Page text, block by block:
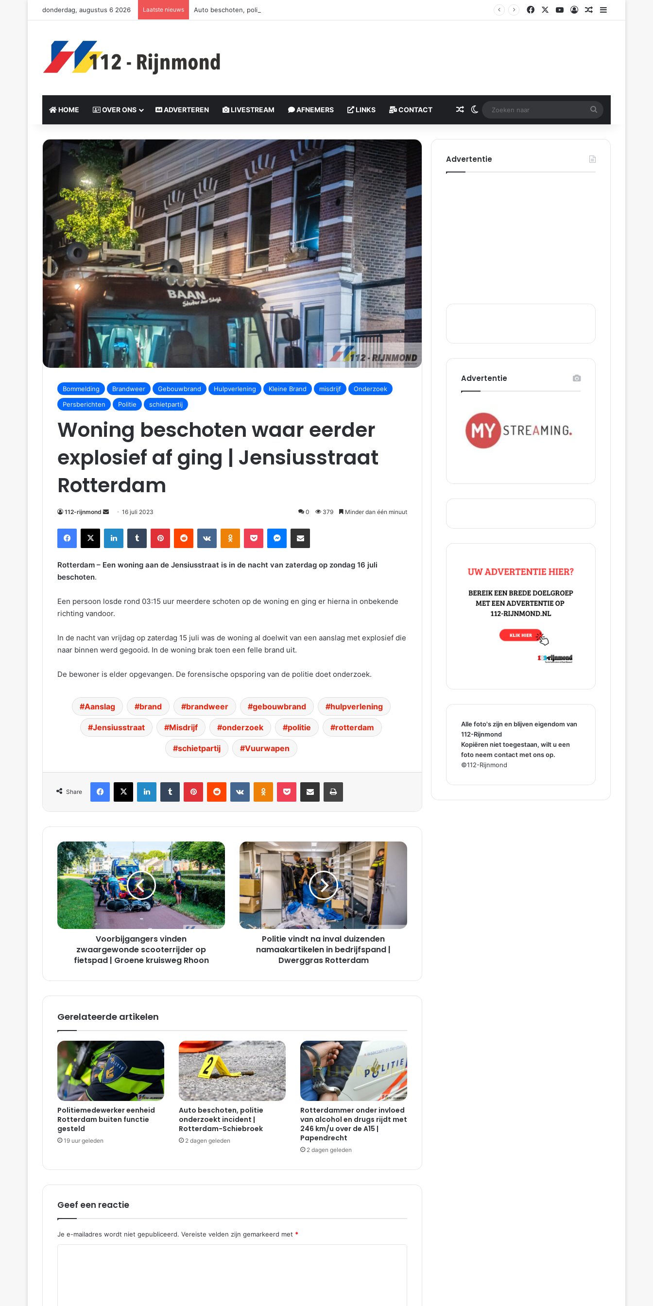
donderdag, augustus 6 2026 Laatste nieuws Auto beschoten, politie onderzoekt incident | Rotterdam-Schiebroek Facebook
X YouTubeLog InGerelateerd artikel
Sidebar
HOME OVER ONS ADVERTEREN LIVESTREAM AFNEMERS LINKS CONTACT Gerelateerd artikel
Switch skin
Zoeken
naar
Bommelding Brandweer Gebouwbrand Hulpverlening Kleine Brand misdrijf
Onderzoek
Persberichten
Politie schietpartij
Woning beschoten waar eerder
explosief af ging | Jensiusstraat
Rotterdam
112-rijnmond
Send
16 juli 2023 0 379 Minder dan één minuut
Facebook
X LinkedInTumblr PinterestReddit VKontakteOdnoklassniki
Pocket Messenger
Deel via E-mail
Rotterdam – Een woning aan de Jensiusstraat is in de nacht van zaterdag op zondag 16 juli
beschoten.
Een persoon losde rond 03:15 uur meerdere schoten op de woning en ging er hierna in onbekende
richting vandoor.
In de nacht van vrijdag op zaterdag 15 juli was de woning al doelwit van een aanslag met explosief die
naar binnen werd gegooid. In de woning brak toen een felle brand uit.
De bewoner is elder opgevangen. De forensische opsporing van de politie doet onderzoek.
Aanslag brand brandweer gebouwbrand hulpverlening
Jensiusstraat Misdrijf onderzoek politie rotterdam
schietpartij Vuurwapen
Share
Facebook
X LinkedInTumblr PinterestReddit VKontakteOdnoklassniki
Pocket Deel via E-mail Print
Voorbijgangers
vinden
zwaargewonde
scooterrijder
op
fietspad
|
Groene
kruisweg
Voorbijgangers vinden
zwaargewonde scooterrijder op
fietspad | Groene kruisweg Rhoon
Politie
vindt
inval
duizenden
namaakartikelen
in
bedrijfspand
|
Dwerggras
Rotterdam
Politie vindt na inval duizenden
namaakartikelen in bedrijfspand |
Dwerggras Rotterdam
Gerelateerde artikelen
Politiemedewerker eenheid
Rotterdam buiten functie
gesteld
19 uur geleden
Auto beschoten, politie
onderzoekt incident |
Rotterdam-Schiebroek
2 dagen geleden
Rotterdammer onder invloed
van alcohol en drugs rijdt met
246 km/u over de A15 |
Papendrecht
2 dagen geleden
Geef een reactie
Je e-mailadres wordt niet gepubliceerd. Vereiste velden zijn gemarkeerd met *
Advertentie
Advertentie
Alle foto's zijn en blijven eigendom van
112-Rijnmond
Kopiëren niet toegestaan, wilt u een
foto neem contact met ons op.
©112-Rijnmond